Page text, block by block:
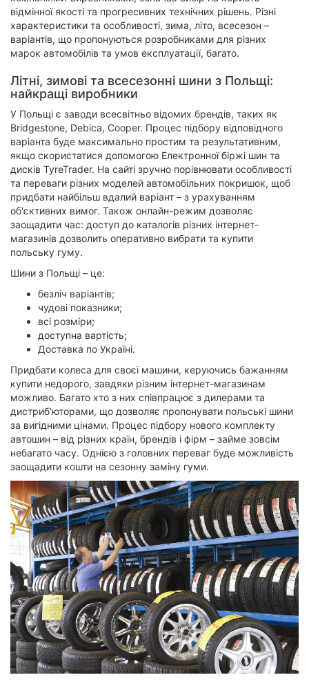
відмінної якості та прогресивних технічних рішень. Різні
характеристики та особливості, зима, літо, всесезон –
варіантів, що пропонуються розробниками для різних
марок автомобілів та умов експлуатації, багато.
Літні, зимові та всесезонні шини з Польщі:
найкращі виробники
У Польщі є заводи всесвітньо відомих брендів, таких як
Bridgestone, Debica, Cooper. Процес підбору відповідного
варіанта буде максимально простим та результативним,
якщо скористатися допомогою Електронної біржі шин та
дисків TyreTrader. На сайті зручно порівнювати особливості
та переваги різних моделей автомобільних покришок, щоб
придбати найбільш вдалий варіант – з урахуванням
об'єктивних вимог. Також онлайн-режим дозволяє
заощадити час: доступ до каталогів різних інтернет-
магазинів дозволить оперативно вибрати та купити
польську гуму.
Шини з Польщі – це:
безліч варіантів;
чудові показники;
всі розміри;
доступна вартість;
Доставка по Україні.
Придбати колеса для своєї машини, керуючись бажанням
купити недорого, завдяки різним інтернет-магазинам
можливо. Багато хто з них співпрацює з дилерами та
дистриб'юторами, що дозволяє пропонувати польські шини
за вигідними цінами. Процес підбору нового комплекту
автошин – від різних країн, брендів і фірм – займе зовсім
небагато часу. Однією з головних переваг буде можливість
заощадити кошти на сезонну заміну гуми.